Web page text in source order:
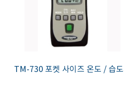
TM-730 포켓 사이즈 온도 / 습도